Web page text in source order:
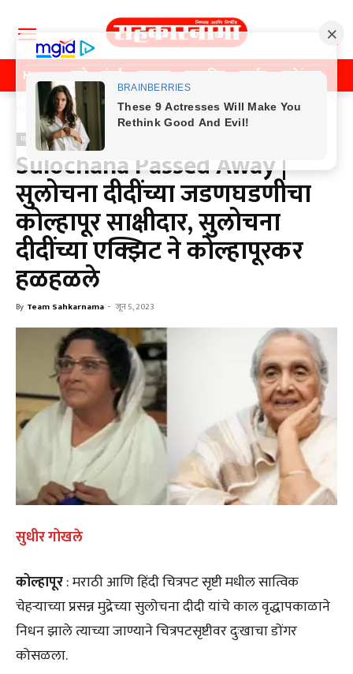
Home पुणे मुंबई महाराष्ट्र राजकीय क्राईम मनोरंजन
Home महाराष्ट्र
महाराष्ट्र
Sulochana Passed Away |
सुलोचना दीदींच्या जडणघडणीचा
कोल्हापूर साक्षीदार, सुलोचना
दीदींच्या एक्झिट ने कोल्हापूरकर
हळहळले
By Team Sahkarnama - जून 5, 2023
सुधीर गोखले
कोल्हापूर: मराठी आणि हिंदी चित्रपट सृष्टी मधील सात्विक
चेहऱ्याच्या प्रसन्न मुद्रेच्या सुलोचना दीदी यांचे काल वृद्धापकाळाने
निधन झाले त्याच्या जाण्याने चित्रपटसृष्टीवर दुःखाचा डोंगर
कोसळला.